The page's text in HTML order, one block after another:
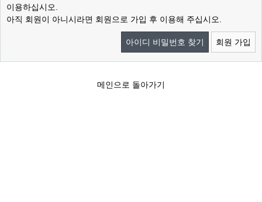
이용하십시오.
아직 회원이 아니시라면 회원으로 가입 후 이용해 주십시오.
아이디 비밀번호 찾기 회원 가입
메인으로 돌아가기